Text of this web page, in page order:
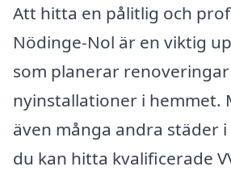
Att hitta en pålitlig och
Nödinge-Nol är en viktig
som planerar
nyinstallationer i hemmet.
även många andra städer
du kan hitta kvalificerade